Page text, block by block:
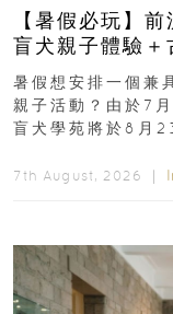
【暑假必玩】
盲犬親子體驗
組免費名額
暑假想安排一個兼
親子活動？由於7
盲犬學苑將於8月
7th August, 2026 ｜